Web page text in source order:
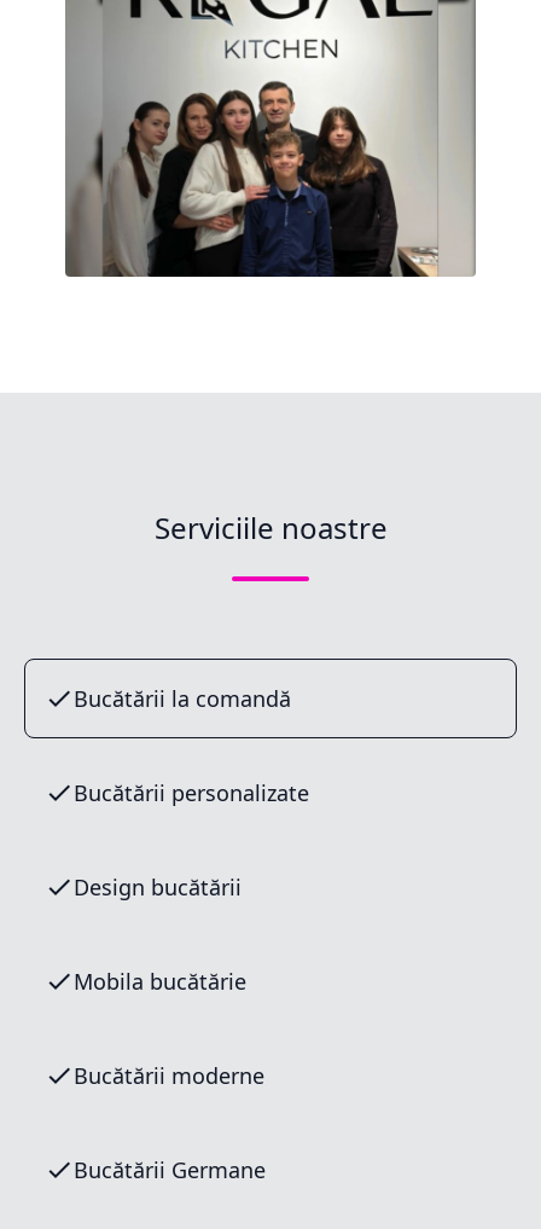
Serviciile noastre
Bucătării la comandă
Bucătării personalizate
Design bucătării
Mobila bucătărie
Bucătării moderne
Bucătării Germane